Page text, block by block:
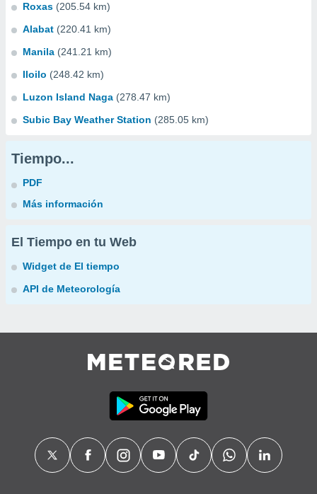
Roxas (205.54 km)
Alabat (220.41 km)
Manila (241.21 km)
Iloilo (248.42 km)
Luzon Island Naga (278.47 km)
Subic Bay Weather Station (285.05 km)
Tiempo...
PDF
Más información
El Tiempo en tu Web
Widget de El tiempo
API de Meteorología